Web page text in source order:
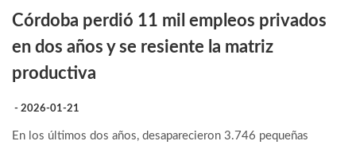
Córdoba perdió 11 mil empleos privados
en dos años y se resiente la matriz
productiva
- 2026-01-21
En los últimos dos años, desaparecieron 3.746 pequeñas